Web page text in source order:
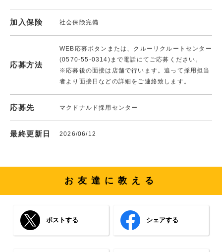
加入保険 社会保険完備
応募方法
WEB応募ボタンまたは、クルーリクルートセンター
(0570-55-0314)まで電話にてご応募ください。
※応募後の面接は店舗で行います。追って採用担当
者より面接日などの詳細をご連絡致します。
応募先 マクドナルド採用センター
最終更新日 2026/06/12
お友達に教える
ポストする シェアする